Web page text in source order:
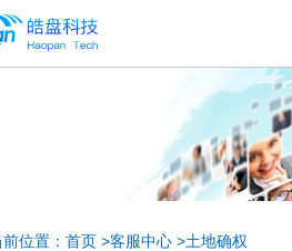
前位置： 首页>客服中心>土地确权